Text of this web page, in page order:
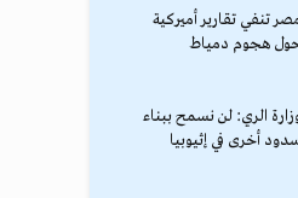
تنفي تقارير أميركية
هجوم دمياط
الري: لن نسمح ببناء
أخرى في إثيوبيا